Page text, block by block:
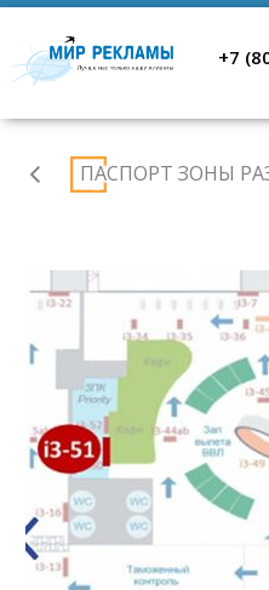
+7
Аэропорт
Ростов-
ПАСПОРТ ЗОНЫ